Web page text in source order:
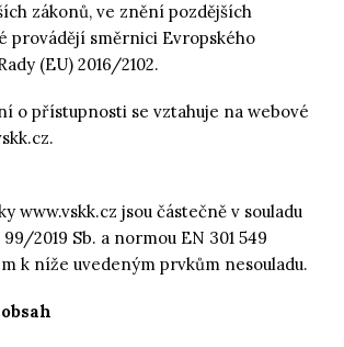
zákonů, ve znění pozdějších
provádějí směrnici Evropského
(EU) 2016/2102.
o přístupnosti se vztahuje na webové
www.vskk.cz jsou částečně v souladu
2019 Sb. a normou EN 301 549
k níže uvedeným prvkům nesouladu.